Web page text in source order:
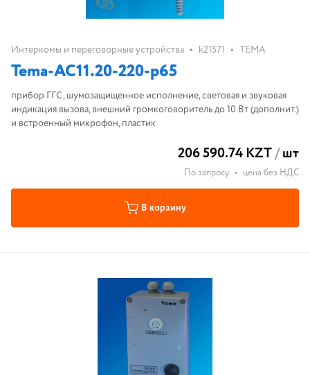
Интеркомы и переговорные устройства • k21571 • ТЕМА
Tema-AC11.20-220-p65
прибор ГГС, шумозащищенное исполнение, световая и звуковая
индикация вызова, внешний громкоговоритель до 10 Вт (дополнит.)
и встроенный микрофон, пластик
206 590.74 KZT/шт
По запросу • цена без НДС
В корзину